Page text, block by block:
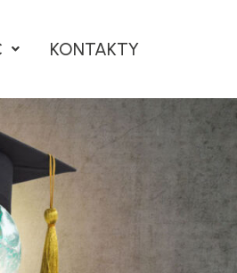
KONTAKTY